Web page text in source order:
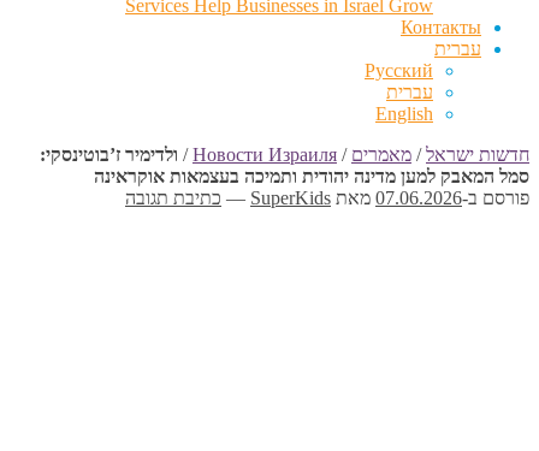
Services Help Businesses in Israel Grow
Контакты
עברית
Русский
עברית
English
חדשות ישראל/ מאמרים /
Новости Израиля
/ ולדימיר ז’בוטינסקי:
סמל המאבק למען מדינה יהודית ותמיכה בעצמאות אוקראינה
פורסם ב-07.06.2026 מאת SuperKids
— כתיבת תגובה